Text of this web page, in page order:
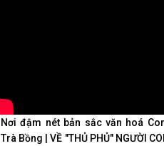
Nơi đậm nét bản sắc văn hoá
Trà Bồng | VỀ "THỦ PHỦ" NGƯỜI